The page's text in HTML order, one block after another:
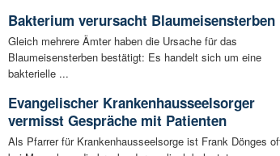
Bakterium verursacht Blaumeisensterben
Gleich mehrere Ämter haben die Ursache für das
Blaumeisensterben bestätigt: Es handelt sich um eine
bakterielle ...
Evangelischer Krankenhausseelsorger
vermisst Gespräche mit Patienten
Als Pfarrer für Krankenhausseelsorge ist Frank Dönges